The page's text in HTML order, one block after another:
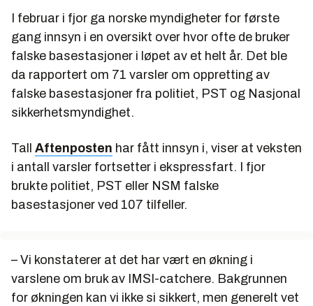
I februar i fjor ga norske myndigheter for første
gang innsyn i en oversikt over hvor ofte de bruker
falske basestasjoner i løpet av et helt år. Det ble
da rapportert om 71 varsler om oppretting av
falske basestasjoner fra politiet, PST og Nasjonal
sikkerhetsmyndighet.
Tall Aftenposten har fått innsyn i, viser at veksten
i antall varsler fortsetter i ekspressfart. I fjor
brukte politiet, PST eller NSM falske
basestasjoner ved 107 tilfeller.
– Vi konstaterer at det har vært en økning i
varslene om bruk av IMSI-catchere. Bakgrunnen
for økningen kan vi ikke si sikkert, men generelt vet